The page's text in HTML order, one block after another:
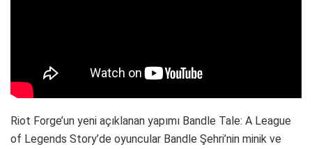
Riot Forge’un yeni açıklanan yapımı Bandle Tale: A League
of Legends Story’de oyuncular Bandle Şehri’nin minik ve